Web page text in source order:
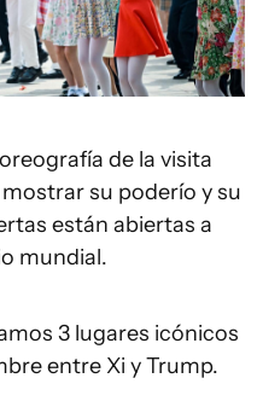
de la visita
su poderío y su
están abiertas a
mundial.
3 lugares icónicos
entre Xi y Trump.